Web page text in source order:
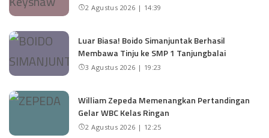
2 Agustus 2026 | 14:39
Luar Biasa! Boido Simanjuntak Berhasil
Membawa Tinju ke SMP 1 Tanjungbalai
3 Agustus 2026 | 19:23
William Zepeda Memenangkan Pertandingan
Gelar WBC Kelas Ringan
2 Agustus 2026 | 12:25